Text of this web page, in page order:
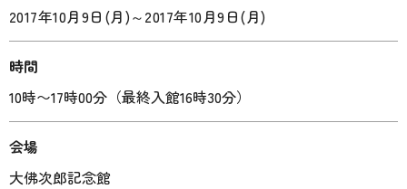
2017年10月9日(月)～2017年10月9日(月)
時間
10時〜17時00分（最終入館16時30分）
会場
大佛次郎記念館